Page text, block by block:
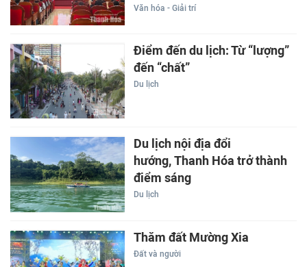
Văn hóa - Giải trí
Điểm đến du lịch: Từ “lượng”
đến “chất”
Du lịch
Du lịch nội địa đổi
hướng, Thanh Hóa trở thành
điểm sáng
Du lịch
Thăm đất Mường Xia
Đất và người